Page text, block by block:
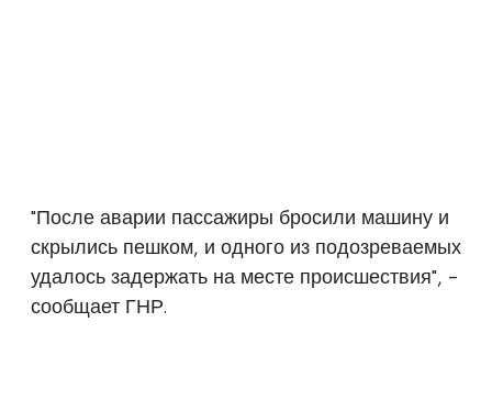
"После аварии пассажиры бросили машину и
скрылись пешком, и одного из подозреваемых
удалось задержать на месте происшествия", -
сообщает ГНР.